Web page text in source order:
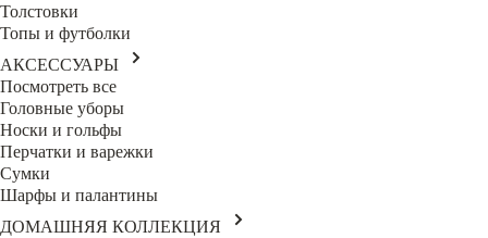
Толстовки
Топы и футболки
АКСЕССУАРЫ
Посмотреть все
Головные уборы
Носки и гольфы
Перчатки и варежки
Сумки
Шарфы и палантины
ДОМАШНЯЯ КОЛЛЕКЦИЯ